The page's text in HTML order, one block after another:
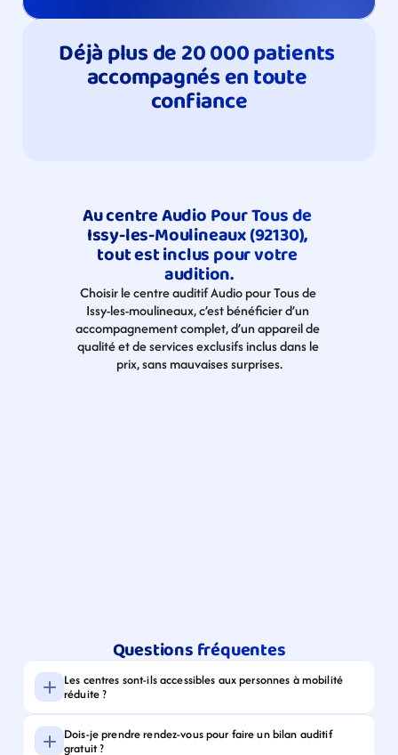
Déjà plus de 20 000 patients
accompagnés en toute
confiance
Au centre Audio Pour Tous de
Issy-les-Moulineaux (92130),
tout est inclus pour votre
audition.
Choisir le centre auditif Audio pour Tous de
Issy-les-moulineaux, c’est bénéficier d’un
accompagnement complet, d’un appareil de
qualité et de services exclusifs inclus dans le
prix, sans mauvaises surprises.
Questions fréquentes
Les centres sont-ils accessibles aux personnes à mobilité
réduite ?
Dois-je prendre rendez-vous pour faire un bilan auditif
gratuit ?